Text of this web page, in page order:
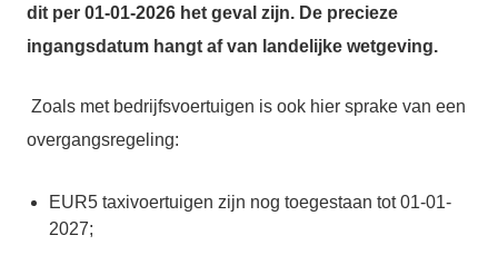
dit per 01-01-2026 het geval zijn. De precieze
ingangsdatum hangt af van landelijke wetgeving.
Zoals met bedrijfsvoertuigen is ook hier sprake van een
overgangsregeling:
EUR5 taxivoertuigen zijn nog toegestaan tot 01-01-
2027;